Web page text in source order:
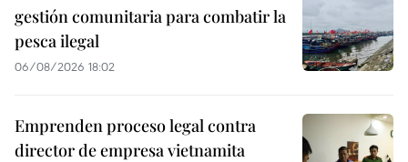
gestión comunitaria para combatir la
pesca ilegal
06/08/2026 18:02
Emprenden proceso legal contra
director de empresa vietnamita